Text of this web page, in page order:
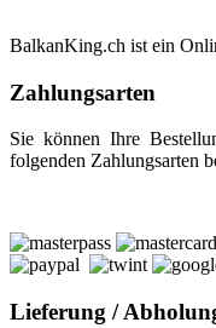
BalkanKing.ch ist ein
Zahlungsarten
Sie können Ihre
folgenden Zahlungsarten
Lieferung /